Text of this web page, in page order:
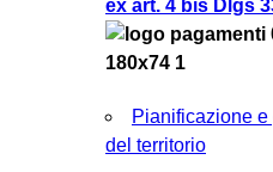
ex art. 4 bis Dlgs
Pianificazione e
del territorio